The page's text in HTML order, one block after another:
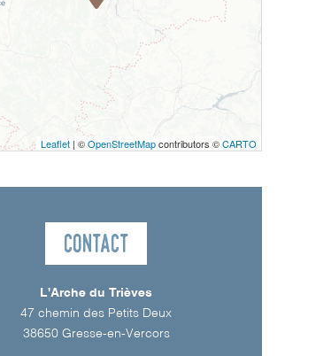
Leaflet | ©OpenStreetMapcontributors ©CARTO
Contact
L'Arche du Trièves
47 chemin des Petits Deux
38650 Gresse-en-Vercors